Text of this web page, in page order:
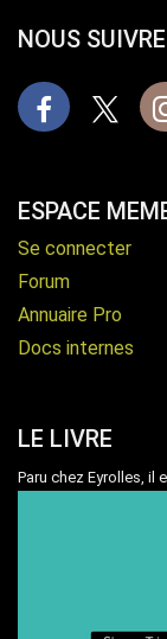
NOUS SUIVRE
ESPACE
Se connecter
Forum
Annuaire Pro
Docs internes
LE LIVRE
Paru chez Eyrolles, il